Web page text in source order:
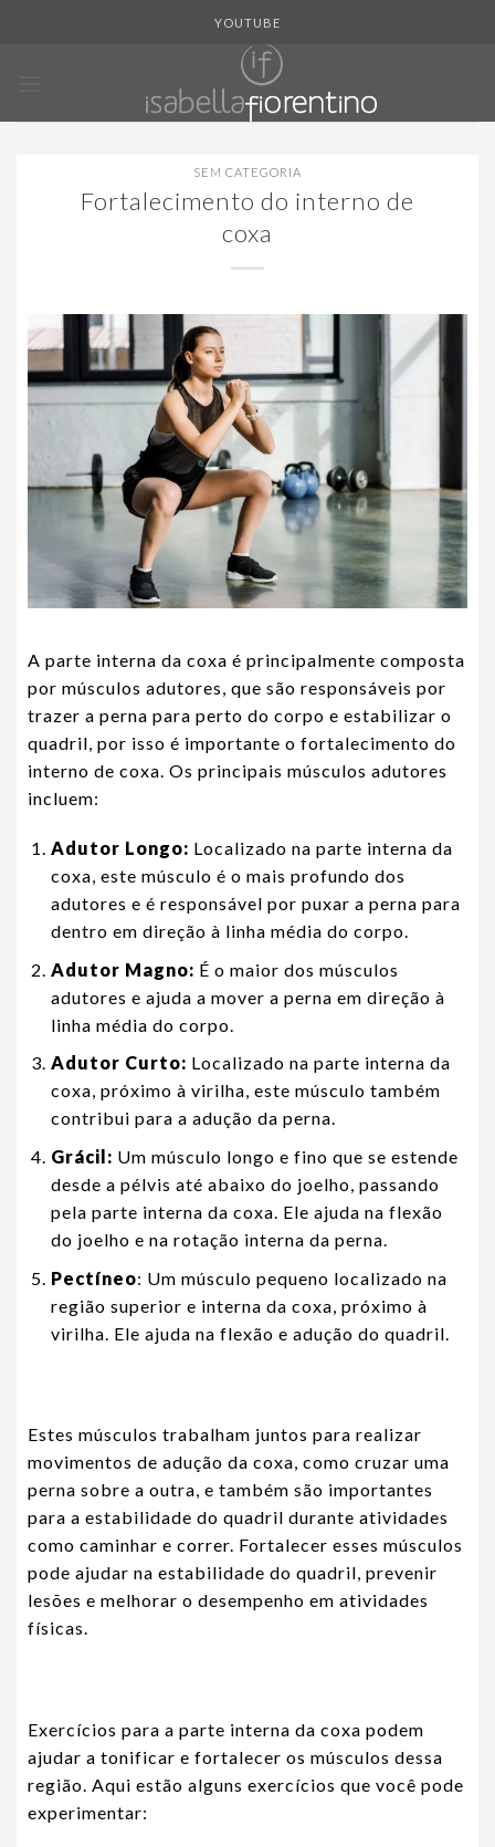
YOUTUBE
SEM CATEGORIA
Fortalecimento do interno de
coxa
A parte interna da coxa é principalmente composta
por músculos adutores, que são responsáveis por
trazer a perna para perto do corpo e estabilizar o
quadril, por isso é importante o fortalecimento do
interno de coxa. Os principais músculos adutores
incluem:
Adutor Longo: Localizado na parte interna da
coxa, este músculo é o mais profundo dos
adutores e é responsável por puxar a perna para
dentro em direção à linha média do corpo.
Adutor Magno: É o maior dos músculos
adutores e ajuda a mover a perna em direção à
linha média do corpo.
Adutor Curto: Localizado na parte interna da
coxa, próximo à virilha, este músculo também
contribui para a adução da perna.
Grácil: Um músculo longo e fino que se estende
desde a pélvis até abaixo do joelho, passando
pela parte interna da coxa. Ele ajuda na flexão
do joelho e na rotação interna da perna.
Pectíneo: Um músculo pequeno localizado na
região superior e interna da coxa, próximo à
virilha. Ele ajuda na flexão e adução do quadril.
Estes músculos trabalham juntos para realizar
movimentos de adução da coxa, como cruzar uma
perna sobre a outra, e também são importantes
para a estabilidade do quadril durante atividades
como caminhar e correr. Fortalecer esses músculos
pode ajudar na estabilidade do quadril, prevenir
lesões e melhorar o desempenho em atividades
físicas.
Exercícios para a parte interna da coxa podem
ajudar a tonificar e fortalecer os músculos dessa
região. Aqui estão alguns exercícios que você pode
experimentar: